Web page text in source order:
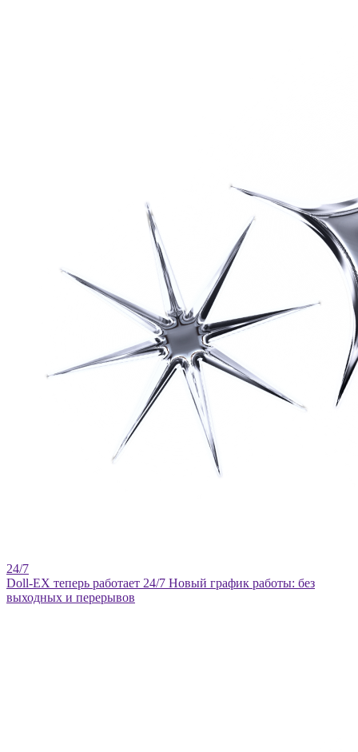
Doll-EX теперь работает 24/7 Новый график работы: без
выходных и перерывов